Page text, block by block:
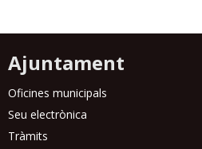
Ajuntament
Oficines municipals
Seu electrònica
Tràmits